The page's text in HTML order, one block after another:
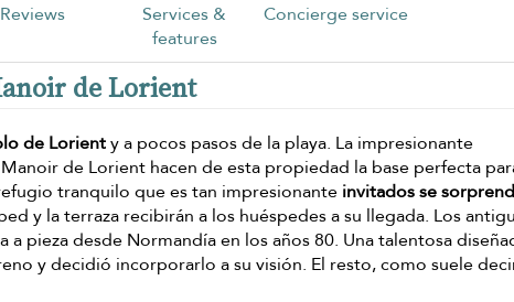
Reviews
Services &
features
Concierge service
de Lorient
de Lorienty a pocos pasos de la playa. La impresionante
de Lorient hacen de esta propiedad la base perfecta
tranquilo que es tan impresionante invitados se
y la terraza recibirán a los huéspedes a su llegada. Los
a pieza desde Normandía en los años 80. Una talentosa
y decidió incorporarlo a su visión. El resto, como suele